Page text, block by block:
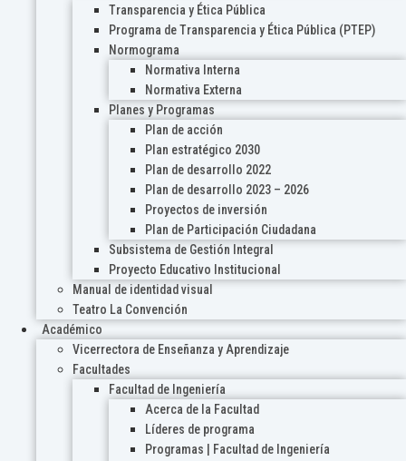
Transparencia y Ética Pública
Programa de Transparencia y Ética Pública (PTEP)
Normograma
Normativa Interna
Normativa Externa
Planes y Programas
Plan de acción
Plan estratégico 2030
Plan de desarrollo 2022
Plan de desarrollo 2023 – 2026
Proyectos de inversión
Plan de Participación Ciudadana
Subsistema de Gestión Integral
Proyecto Educativo Institucional
Manual de identidad visual
Teatro La Convención
Académico
Vicerrectora de Enseñanza y Aprendizaje
Facultades
Facultad de Ingeniería
Acerca de la Facultad
Líderes de programa
Programas | Facultad de Ingeniería